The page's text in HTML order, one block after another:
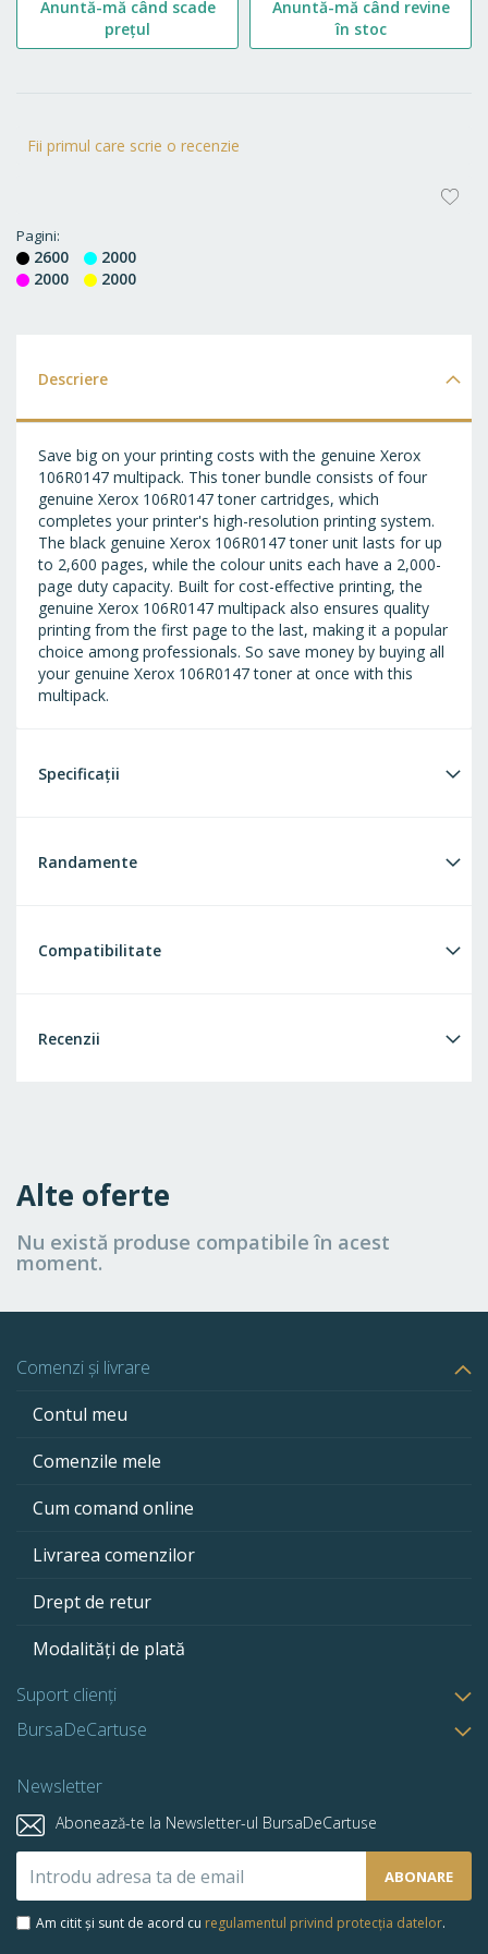
Fii primul care scrie o recenzie
Pagini
2600
2000
2000
2000
Anuntă-mă când scade
prețul
Anuntă-mă când revine
în stoc
Descriere
Save big on your printing costs with the genuine Xerox
106R0147 multipack. This toner bundle consists of four
genuine Xerox 106R0147 toner cartridges, which
completes your printer's high-resolution printing system.
The black genuine Xerox 106R0147 toner unit lasts for up
to 2,600 pages, while the colour units each have a 2,000-
page duty capacity. Built for cost-effective printing, the
genuine Xerox 106R0147 multipack also ensures quality
printing from the first page to the last, making it a popular
choice among professionals. So save money by buying all
your genuine Xerox 106R0147 toner at once with this
multipack.
Specificații
Randamente
Compatibilitate
Recenzii
Alte oferte
Nu există produse compatibile în acest
moment.
Comenzi și livrare
Contul meu
Comenzile mele
Cum comand online
Livrarea comenzilor
Drept de retur
Modalități de plată
Suport clienți
BursaDeCartuse
Newsletter
Abonează-te la Newsletter-ul BursaDeCartuse
la
newsletter-
ABONARE
Am citit și sunt de acord cu regulamentul privind protecția datelor.